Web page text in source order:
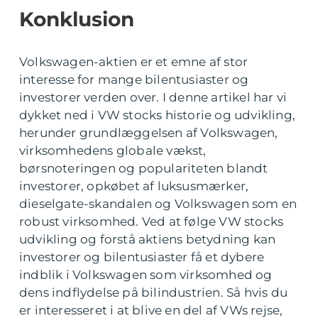
Konklusion
Volkswagen-aktien er et emne af stor
interesse for mange bilentusiaster og
investorer verden over. I denne artikel har vi
dykket ned i VW stocks historie og udvikling,
herunder grundlæggelsen af Volkswagen,
virksomhedens globale vækst,
børsnoteringen og populariteten blandt
investorer, opkøbet af luksusmærker,
dieselgate-skandalen og Volkswagen som en
robust virksomhed. Ved at følge VW stocks
udvikling og forstå aktiens betydning kan
investorer og bilentusiaster få et dybere
indblik i Volkswagen som virksomhed og
dens indflydelse på bilindustrien. Så hvis du
er interesseret i at blive en del af VWs rejse,